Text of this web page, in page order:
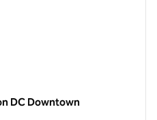
DC Downtown